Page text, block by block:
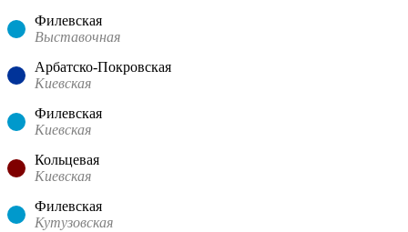
Филевская
Выставочная
Арбатско-Покровская
Киевская
Филевская
Киевская
Кольцевая
Киевская
Филевская
Кутузовская